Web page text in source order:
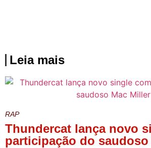
Leia mais
RAP
Thundercat lança novo
participação do